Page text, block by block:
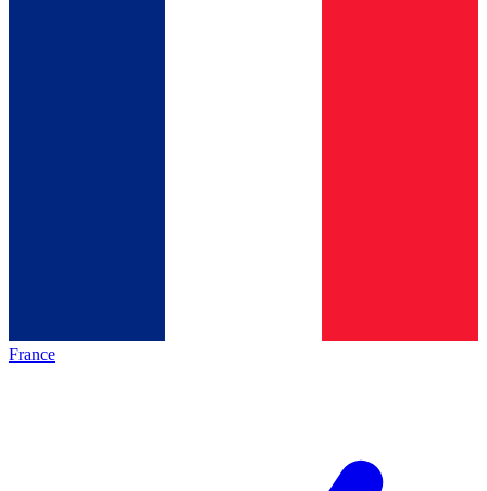
France